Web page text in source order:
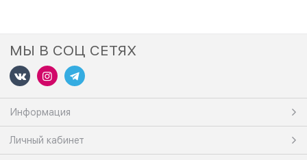
МЫ В СОЦ СЕТЯХ
Информация
Личный кабинет